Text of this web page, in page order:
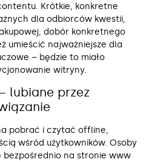
Krótkie, konkretne
dla odbiorców kwestii,
dobór konkretnego
umieścić najważniejsze dla
– będzie to miało
witryny.
lubiane przez
pobrać i czytać offline,
wśród użytkowników. Osoby
na stronie www